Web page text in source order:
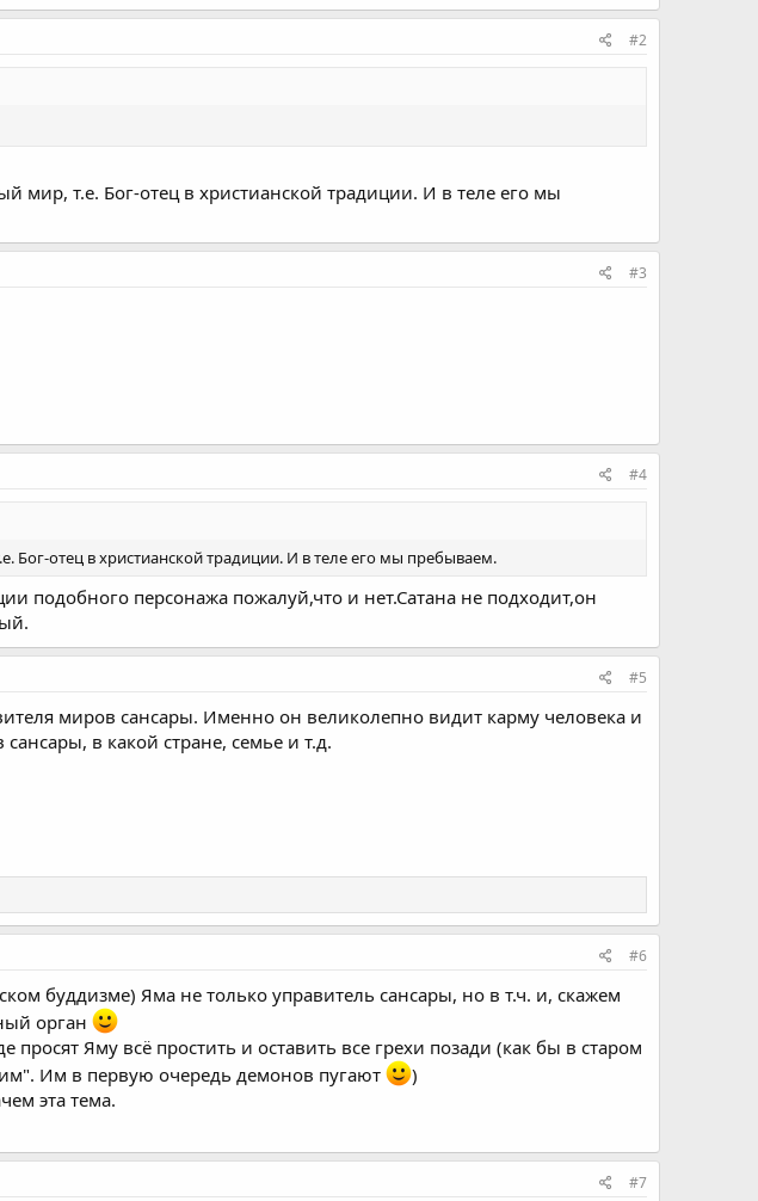
#2
мир, т.е. Бог-отец в христианской традиции. И в теле его мы
#3
#4
Бог-отец в христианской традиции. И в теле его мы пребываем.
подобного персонажа пожалуй,что и нет.Сатана не подходит,он
#5
миров сансары. Именно он великолепно видит карму человека и
в какой стране, семье и т.д.
#6
буддизме) Яма не только управитель сансары, но в т.ч. и, скажем
орган
Яму всё простить и оставить все грехи позади (как бы в старом
Им в первую очередь демонов пугают
)
эта тема.
#7